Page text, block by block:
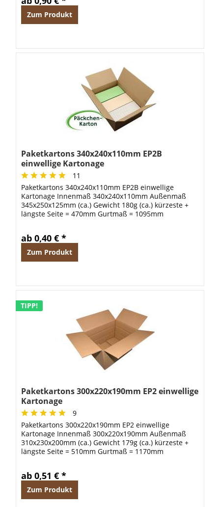
Zum Produkt
Paketkartons 340x240x110mm EP2B
einwellige Kartonage
11
Paketkartons 340x240x110mm EP2B einwellige
Kartonage Innenmaß 340x240x110mm Außenmaß
345x250x125mm (ca.) Gewicht 180g (ca.) kürzeste +
längste Seite = 470mm Gurtmaß = 1095mm
ab 0,40 € *
Zum Produkt
TIPP!
Paketkartons 300x220x190mm EP2 einwellige
Kartonage
9
Paketkartons 300x220x190mm EP2 einwellige
Kartonage Innenmaß 300x220x190mm Außenmaß
310x230x200mm (ca.) Gewicht 179g (ca.) kürzeste +
längste Seite = 510mm Gurtmaß = 1170mm
ab 0,51 € *
Zum Produkt